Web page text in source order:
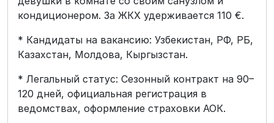
кондиционером. За ЖКХ удерживается 110 €.
* Кандидаты на вакансию: Узбекистан, РФ, РБ,
Казахстан, Молдова, Кыргызстан.
* Легальный статус: Сезонный контракт на 90–
120 дней, официальная регистрация в
ведомствах, оформление страховки АОК.